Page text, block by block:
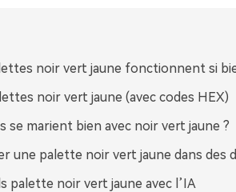
noir vert jaune fonctionnent si
noir vert jaune (avec codes HEX)
se marient bien avec noir vert jaune ?
une palette noir vert jaune dans des
palette noir vert jaune avec l’IA